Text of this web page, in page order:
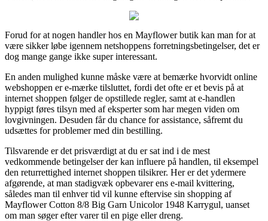
Forud for at nogen handler hos en Mayflower butik kan man for at
være sikker løbe igennem netshoppens forretningsbetingelser, det er
dog mange gange ikke super interessant.
En anden mulighed kunne måske være at bemærke hvorvidt online
webshoppen er e-mærke tilsluttet, fordi det ofte er et bevis på at
internet shoppen følger de opstillede regler, samt at e-handlen
hyppigt føres tilsyn med af eksperter som har megen viden om
lovgivningen. Desuden får du chance for assistance, såfremt du
udsættes for problemer med din bestilling.
Tilsvarende er det prisværdigt at du er sat ind i de mest
vedkommende betingelser der kan influere på handlen, til eksempel
den returrettighed internet shoppen tilsikrer. Her er det ydermere
afgørende, at man stadigvæk opbevarer ens e-mail kvittering,
således man til enhver tid vil kunne eftervise sin shopping af
Mayflower Cotton 8/8 Big Garn Unicolor 1948 Karrygul, uanset
om man søger efter varer til en pige eller dreng.